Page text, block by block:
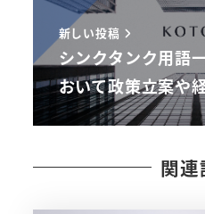
新しい投稿
シンクタンク用語
おいて政策立案や
関連